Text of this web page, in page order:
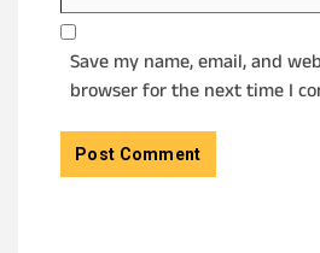
Save my name, email, and
browser for the next time I